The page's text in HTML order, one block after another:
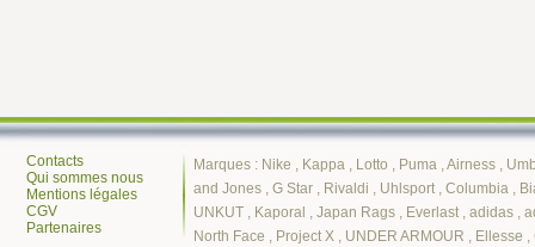
Contacts
Qui sommes nous
Mentions légales
CGV
Partenaires
Marques : Nike , Kappa , Lotto , Puma ,Airness ,
and Jones , G Star , Rivaldi , Uhlsport, Columbia ,
UNKUT , Kaporal , Japan Rags , Everlast, adidas ,
North Face , Project X , UNDER ARMOUR , Ellesse ,